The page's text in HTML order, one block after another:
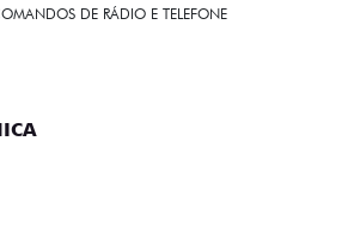
DE RÁDIO E TELEFONE